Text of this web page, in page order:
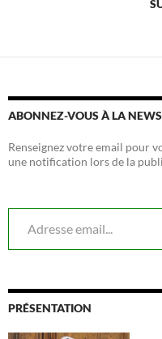
ABONNEZ-VOUS À LA
Renseignez votre email pour
une notification lors de la
Adresse email...
PRÉSENTATION